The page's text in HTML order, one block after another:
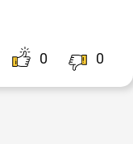
0 0